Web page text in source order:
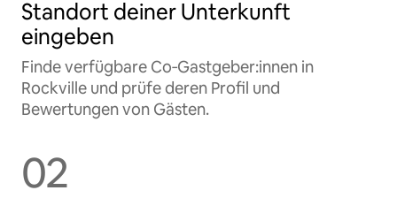
Standort deiner Unterkunft
eingeben
Finde verfügbare Co‑Gastgeber:innen in
Rockville und prüfe deren Profil und
Bewertungen von Gästen.
02